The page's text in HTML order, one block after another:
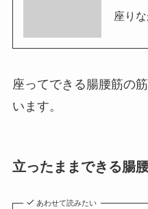
座り
座ってできる腸腰筋の
います。
立ったままできる腸
あわせて読みたい